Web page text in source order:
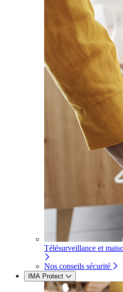
Télésurveillance et
Nos conseils sécurité
IMA Protect